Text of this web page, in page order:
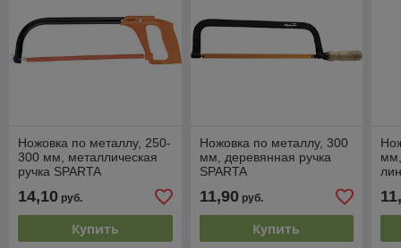
Ножовка по металлу, 250-
300 мм, металлическая
ручка SPARTA
14,10 руб.
Купить
Ножовка по металлу, 300
мм, деревянная ручка
SPARTA
11,90руб.
Купить